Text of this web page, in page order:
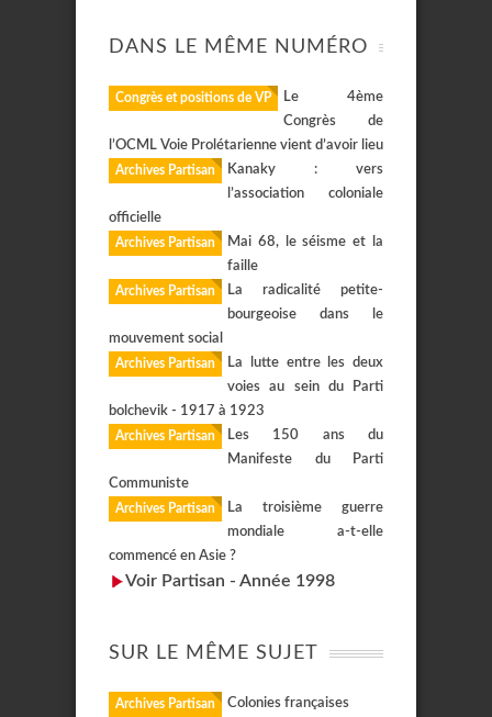
DANS LE MÊME NUMÉRO
Congrès et positions de VP
Le 4ème
Congrès de
l’OCML Voie Prolétarienne vient d’avoir lieu
Archives Partisan
Kanaky : vers
l’association coloniale
officielle
Archives Partisan
Mai 68, le séisme et la
faille
Archives Partisan
La radicalité petite-
bourgeoise dans le
mouvement social
Archives Partisan
La lutte entre les deux
voies au sein du Parti
bolchevik - 1917 à 1923
Archives Partisan
Les 150 ans du
Manifeste du Parti
Communiste
Archives Partisan
La troisième guerre
mondiale a-t-elle
commencé en Asie ?
Voir Partisan - Année 1998
SUR LE MÊME SUJET
Archives Partisan Colonies françaises